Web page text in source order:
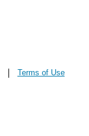
Terms of Use